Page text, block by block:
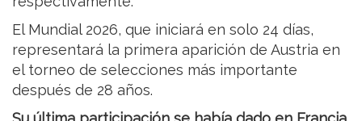
El Mundial 2026, que iniciará en solo 24 días,
representará la primera aparición de Austria en
el torneo de selecciones más importante
después de 28 años.